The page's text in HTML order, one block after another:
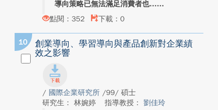
導向策略已無法滿足消費者也...
點閱：352
下載：0
10
創業導向、學習導向與產品創新對企業績
效之影響
/ 國際企業研究所 /99/ 碩士
研究生： 林婉婷
指導教授： 劉佳玲